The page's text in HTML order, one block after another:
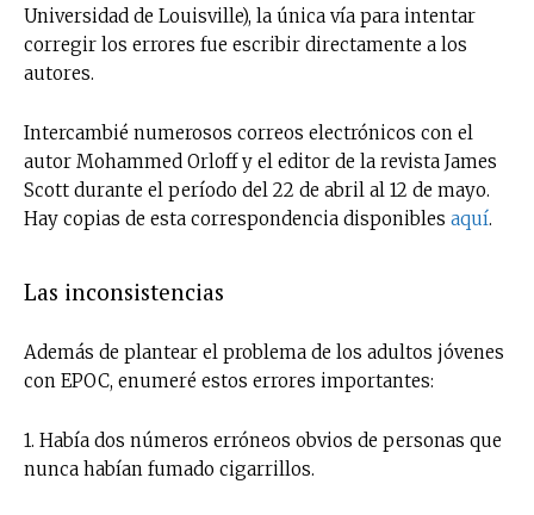
Universidad de Louisville), la única vía para intentar
corregir los errores fue escribir directamente a los
autores.
Intercambié numerosos correos electrónicos con el
autor Mohammed Orloff y el editor de la revista James
Scott durante el período del 22 de abril al 12 de mayo.
Hay copias de esta correspondencia disponibles aquí.
Las inconsistencias
Además de plantear el problema de los adultos jóvenes
con EPOC, enumeré estos errores importantes:
1. Había dos números erróneos obvios de personas que
nunca habían fumado cigarrillos.